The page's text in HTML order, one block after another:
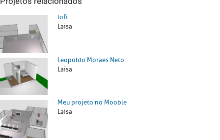
loft
Laisa
Leopoldo Moraes Neto
Laisa
Meu projeto no Mooble
Laisa